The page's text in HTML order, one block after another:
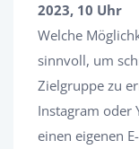
2023, 10 Uhr
Welche
sinnvoll, um
Zielgruppe zu
Instagram oder
einen eigenen